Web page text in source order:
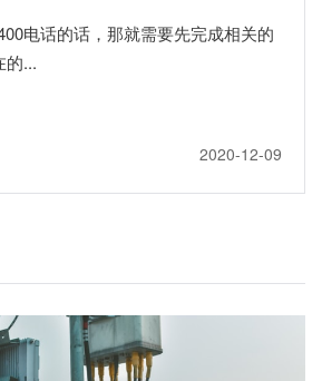
电话的话，那就需要先完成相关的
的...
2020-12-09